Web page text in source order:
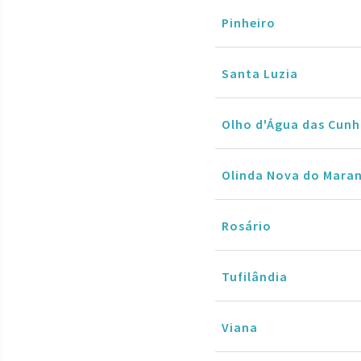
Pinheiro
Santa Luzia
Olho d'Água das
Olinda Nova do
Rosário
Tufilândia
Viana